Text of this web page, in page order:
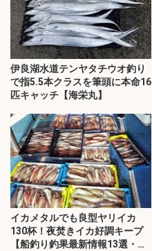
伊良湖水道テンヤタチウオ釣り
で指5.5本クラスを筆頭に本命16
匹キャッチ【海栄丸】
イカメタルでも良型ヤリイカ
130杯！夜焚きイカ好調キープ
【船釣り釣果最新情報13選・玄